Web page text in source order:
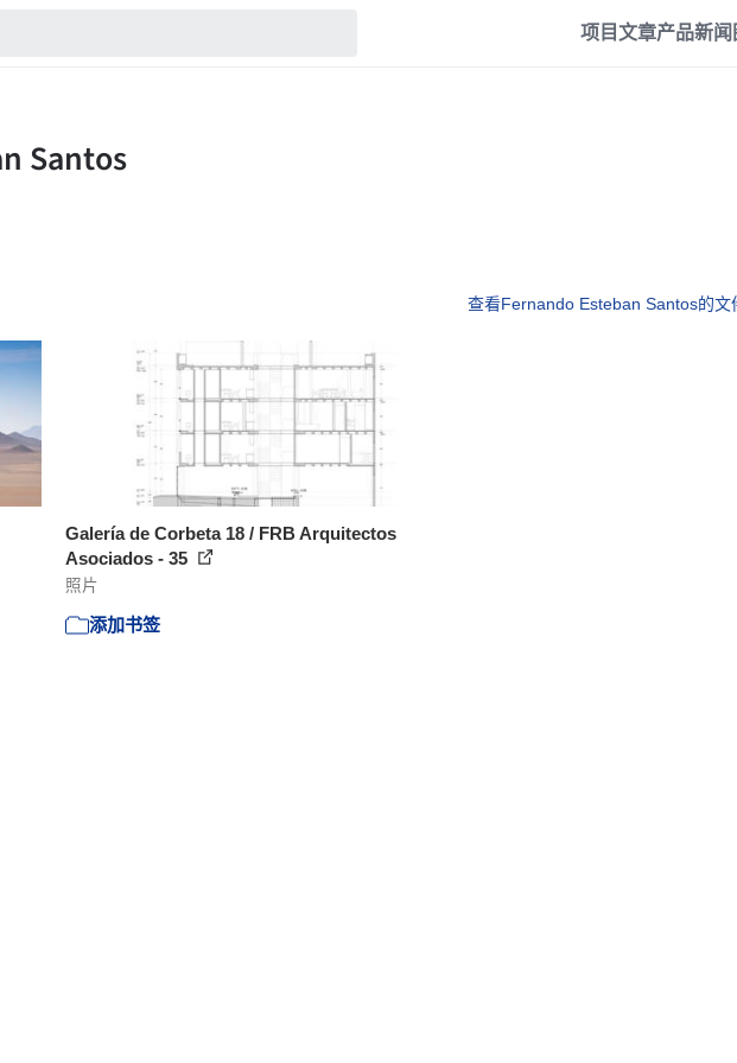
项目文章产品新闻
查看Fernando Esteban Santos的文
Galería de Corbeta 18 / FRB Arquitectos
Asociados - 35
照片
添加书签